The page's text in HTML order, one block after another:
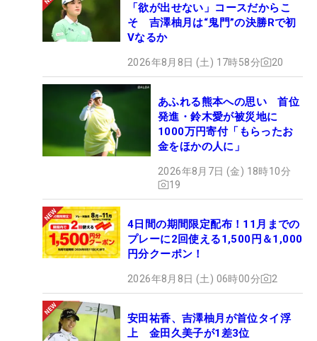
「欲が出せない」コースだからこ
そ 吉澤柚月は“鬼門”の決勝Rで初
Vなるか
2026年8月8日 (土) 17時58分 20
あふれる熊本への思い 首位
発進・鈴木愛が被災地に
1000万円寄付「もらったお
金をほかの人に」
2026年8月7日 (金) 18時10分
19
4日間の期間限定配布！11月までの
プレーに2回使える1,500円＆1,000
円分クーポン！
2026年8月8日 (土) 06時00分 2
安田祐香、吉澤柚月が首位タイ浮
上 金田久美子が1差3位